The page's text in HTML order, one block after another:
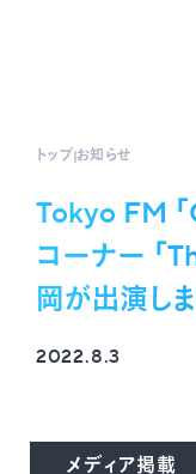
トップお知らせ
Tokyo FM
コーナー 「
岡が出演し
2022.8.3
メディア掲載